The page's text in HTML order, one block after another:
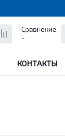
Сравнение
-
КОНТАКТЫ